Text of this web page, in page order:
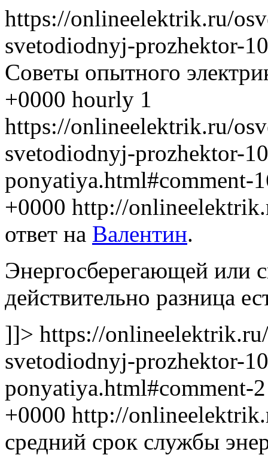
https://onlineelektrik.ru/
svetodiodnyj-prozhektor-
Советы опытного
+0000 hourly 1
https://onlineelektrik.ru/
svetodiodnyj-prozhektor-
ponyatiya.html#comment-
+0000 http://
ответ на Валентин.
Энергосберегающей или
действительно разница
]]> https://
svetodiodnyj-prozhektor-
ponyatiya.html#comment-
+0000 http://
средний срок службы